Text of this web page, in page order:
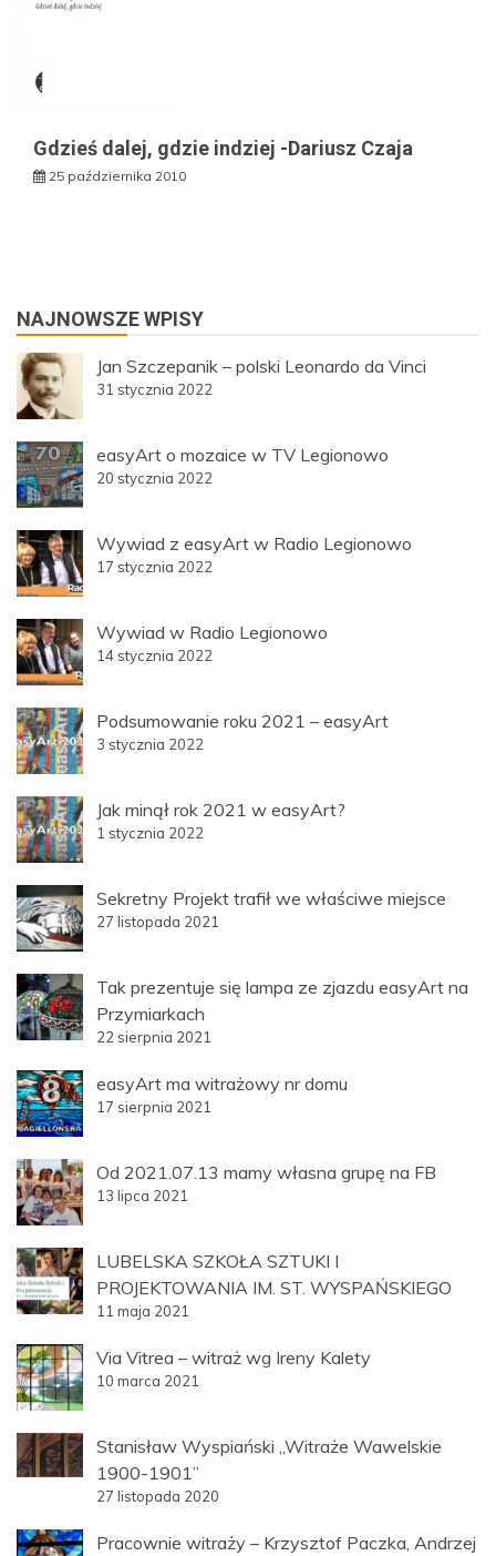
Gdzieś dalej, gdzie indziej -Dariusz Czaja
25 października 2010
NAJNOWSZE WPISY
Jan Szczepanik – polski Leonardo da Vinci
31 stycznia 2022
easyArt o mozaice w TV Legionowo
20 stycznia 2022
Wywiad z easyArt w Radio Legionowo
17 stycznia 2022
Wywiad w Radio Legionowo
14 stycznia 2022
Podsumowanie roku 2021 – easyArt
3 stycznia 2022
Jak minął rok 2021 w easyArt?
1 stycznia 2022
Sekretny Projekt trafił we właściwe miejsce
27 listopada 2021
Tak prezentuje się lampa ze zjazdu easyArt na
Przymiarkach
22 sierpnia 2021
easyArt ma witrażowy nr domu
17 sierpnia 2021
Od 2021.07.13 mamy własna grupę na FB
13 lipca 2021
LUBELSKA SZKOŁA SZTUKI I
PROJEKTOWANIA IM. ST. WYSPAŃSKIEGO
11 maja 2021
Via Vitrea – witraż wg Ireny Kalety
10 marca 2021
Stanisław Wyspiański „Witraże Wawelskie
1900-1901”
27 listopada 2020
Pracownie witraży – Krzysztof Paczka, Andrzej